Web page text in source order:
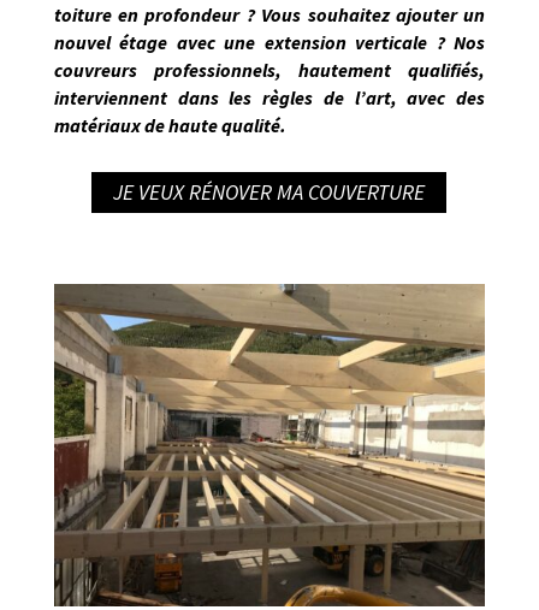
toiture en profondeur ? Vous souhaitez ajouter un
nouvel étage avec une extension verticale ? Nos
couvreurs professionnels, hautement qualifiés,
interviennent dans les règles de l’art, avec des
matériaux de haute qualité.
JE VEUX RÉNOVER MA COUVERTURE